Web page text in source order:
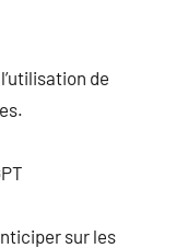
de
sur les